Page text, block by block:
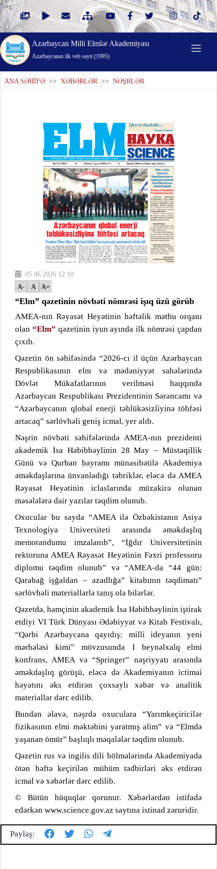
Azərbaycan Milli Elmlər Akademiyası
Azərbaycanın ilk veb saytı (1995)
ANA SƏHİFƏ >> XƏBƏRLƏR >> NƏŞRLƏR
05.06.2026 12:10
A-
A A+
“Elm” qəzetinin növbəti nömrəsi işıq üzü görüb
AMEA-nın Rəyasət Heyətinin həftəlik mətbu orqanı
olan “Elm” qəzetinin iyun ayında ilk nömrəsi çapdan
çıxıb.
Qəzetin ön səhifəsində “2026-cı il üçün Azərbaycan
Respublikasının elm və mədəniyyət sahələrində
Dövlət Mükafatlarının verilməsi haqqında
Azərbaycan Respublikası Prezidentinin Sərəncamı və
“Azərbaycanın qlobal enerji təhlükəsizliyinə töhfəsi
artacaq” sərlövhəli geniş icmal, yer alıb.
Nəşrin növbəti səhifələrində AMEA-nın prezidenti
akademik İsa Həbibbəylinin 28 May – Müstəqillik
Günü və Qurban bayramı münasibətilə Akademiya
əməkdaşlarına ünvanladığı təbriklər, eləcə də AMEA
Rəyasət Heyətinin iclaslarında müzakirə olunan
məsələlərə dair yazılar təqdim olunub.
Oxucular bu sayda “AMEA ilə Özbəkistanın Asiya
Texnologiya Universiteti arasında əməkdaşlıq
memorandumu imzalanıb”, “İğdır Universitetinin
rektoruna AMEA Rəyasət Heyətinin Fəxri professoru
diplomu təqdim olunub” və “AMEA-da “44 gün:
Qarabağ işğaldan – azadlığa” kitabının təqdimatı”
sərlövhəli materiallarla tanış ola bilərlər.
Qəzetdə, həmçinin akademik İsa Həbibbəylinin iştirak
etdiyi VI Türk Dünyası Ədəbiyyat və Kitab Festivalı,
“Qərbi Azərbaycana qayıdış: milli ideyanın yeni
mərhələsi kimi” mövzusunda I beynəlxalq elmi
konfrans, AMEA və “Springer” nəşriyyatı arasında
əməkdaşlıq görüşü, eləcə də Akademiyanın ictimai
həyatını əks etdirən çoxsaylı xəbər və analitik
materiallar dərc edilib.
Bundan əlavə, nəşrdə oxuculara “Yarımkeçiricilər
fizikasının elmi məktəbini yaratmış alim” və “Elmdə
yaşanan ömür” başlıqlı məqalələr təqdim olunub.
Qəzetin rus və ingilis dili bölmələrində Akademiyada
ötən həftə keçirilən mühüm tədbirləri əks etdirən
icmal və xəbərlər dərc edilib.
© Bütün hüquqlar qorunur. Xəbərlərdən istifadə
edərkən www.science.gov.az saytına istinad zəruridir.
Paylaş: